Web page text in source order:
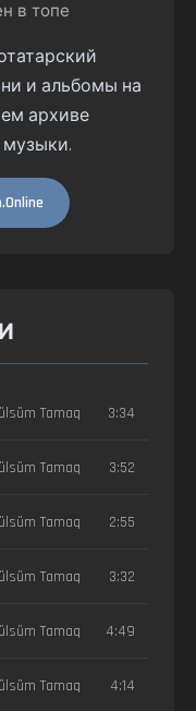
в топе
и альбомы на
архиве
Tamaq 3:34
Tamaq 3:52
Tamaq 2:55
Tamaq 3:32
Tamaq 4:49
Tamaq 4:14